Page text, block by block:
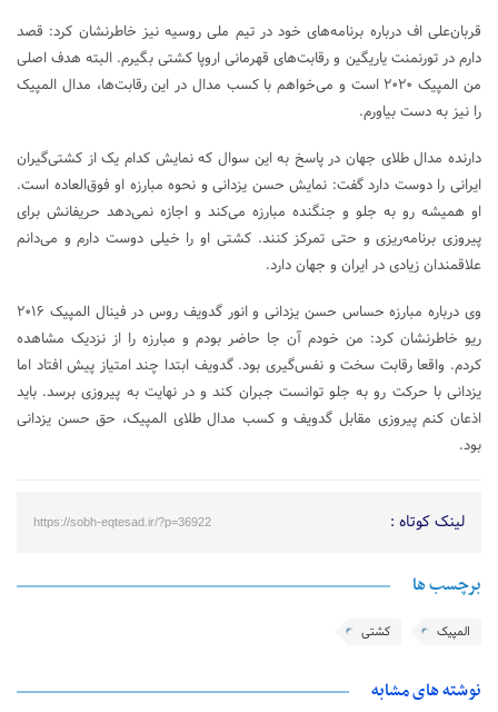
قربان‌علی اف درباره برنامه‌های خود در تیم ملی روسیه نیز خاطرنشان کرد: قصد
دارم در تورنمنت یاریگین و رقابت‌های قهرمانی اروپا کشتی بگیرم. البته هدف اصلی
من المپیک ۲۰۲۰ است و می‌خواهم با کسب مدال در این رقابت‌ها، مدال المپیک
را نیز به دست بیاورم.
دارنده مدال طلای جهان در پاسخ به این سوال که نمایش کدام یک از کشتی‌گیران
ایرانی را دوست دارد گفت: نمایش حسن یزدانی و نحوه مبارزه او فوق‌العاده است.
او همیشه رو به جلو و جنگنده مبارزه می‌کند و اجازه نمی‌دهد حریفانش برای
پیروزی برنامه‌ریزی و حتی تمرکز کنند. کشتی او را خیلی دوست دارم و می‌دانم
علاقمندان زیادی در ایران و جهان دارد.
وی درباره مبارزه حساس حسن یزدانی و انور گدویف روس در فینال المپیک ۲۰۱۶
ریو خاطرنشان کرد: من خودم آن جا حاضر بودم و مبارزه را از نزدیک مشاهده
کردم. واقعا رقابت سخت و نفس‌گیری بود. گدویف ابتدا چند امتیاز پیش افتاد اما
یزدانی با حرکت رو به جلو توانست جبران کند و در نهایت به پیروزی برسد. باید
اذعان کنم پیروزی مقابل گدویف و کسب مدال طلای المپیک، حق حسن یزدانی
بود.
لینک کوتاه : https://sobh-eqtesad.ir/?p=36922
برچسب ها
المپیک کشتی
نوشته های مشابه